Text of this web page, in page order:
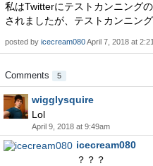
私はTwitterにテストカンニング
されましたが、テストカンニン
posted by icecream080April 7, 2018 at
Comments 5
wigglysquire
Lol
April 9, 2018 at 9:49am
icecream080
？？？